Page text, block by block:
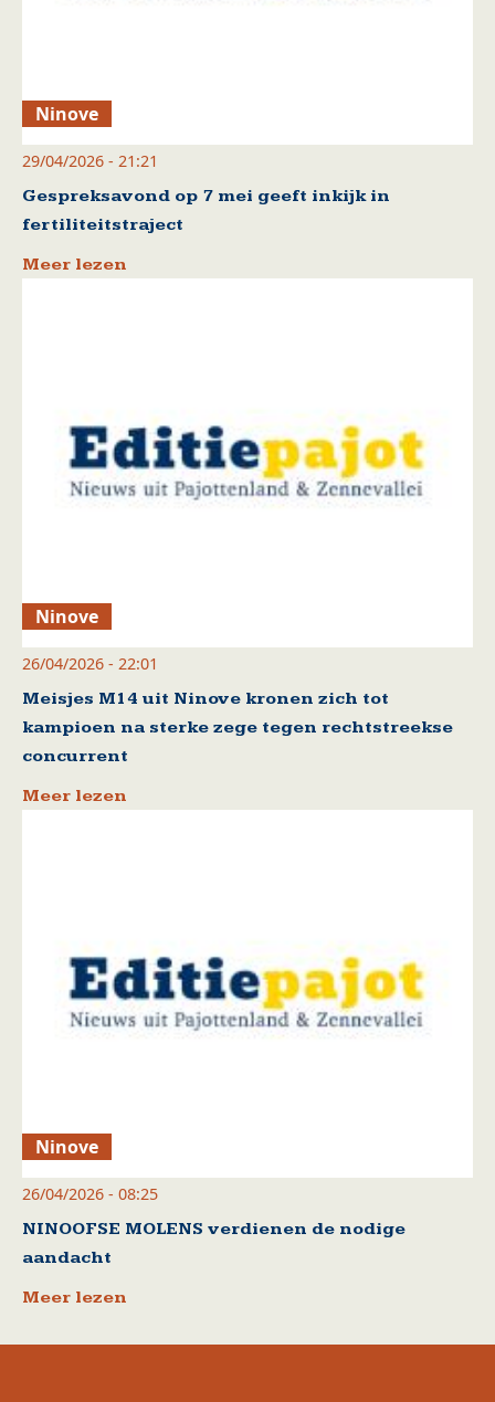
Ninove
29/04/2026 - 21:21
Gespreksavond op 7 mei geeft inkijk in
fertiliteitstraject
Meer lezen
Ninove
26/04/2026 - 22:01
Meisjes M14 uit Ninove kronen zich tot
kampioen na sterke zege tegen rechtstreekse
concurrent
Meer lezen
Ninove
26/04/2026 - 08:25
NINOOFSE MOLENS verdienen de nodige
aandacht
Meer lezen